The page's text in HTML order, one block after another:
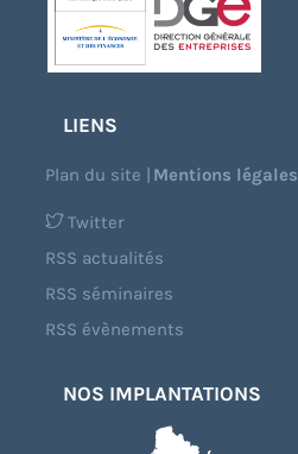
LIENS
Plan du site |Mentions légales
Twitter
RSS actualités
RSS séminaires
RSS évènements
NOS IMPLANTATIONS